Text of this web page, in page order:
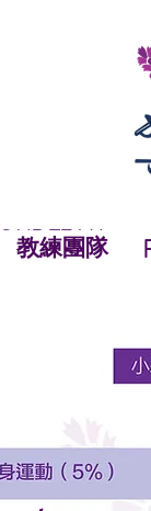
OUR TEAM
OUR TEAM
教練團隊
教練團隊